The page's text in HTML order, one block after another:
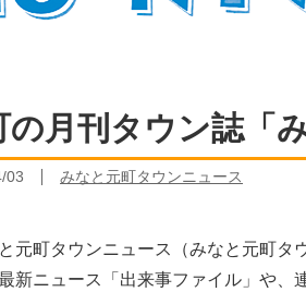
の月刊タウン誌「
03 みなと元町タウンニュース
と元町タウンニュース（みなと元町
新ニュース「出来事ファイル」や、